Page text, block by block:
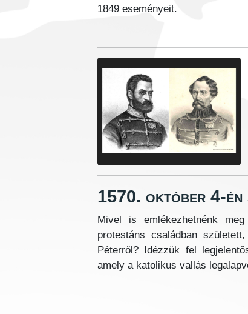
1849 eseményeit.
1570. október 4-én
Mivel is emlékezhetnénk
protestáns családban
Péterről? Idézzük fel
amely a katolikus vallás